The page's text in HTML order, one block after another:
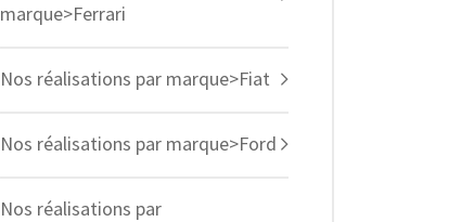
marque>Ferrari
Nos réalisations par marque>Fiat
Nos réalisations par marque>Ford
Nos réalisations par